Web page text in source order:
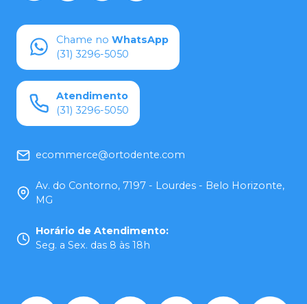
Chame no WhatsApp
(31) 3296-5050
Atendimento
(31) 3296-5050
ecommerce@ortodente.com
Av. do Contorno, 7197 - Lourdes - Belo Horizonte,
MG
Horário de Atendimento:
Seg. a Sex. das 8 às 18h